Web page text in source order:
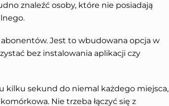
znaleźć osoby, które nie posiadają
Jest to wbudowana opcja w
bez instalowania aplikacji czy
kilku sekund do niemal każdego miejsca,
Nie trzeba łączyć się z